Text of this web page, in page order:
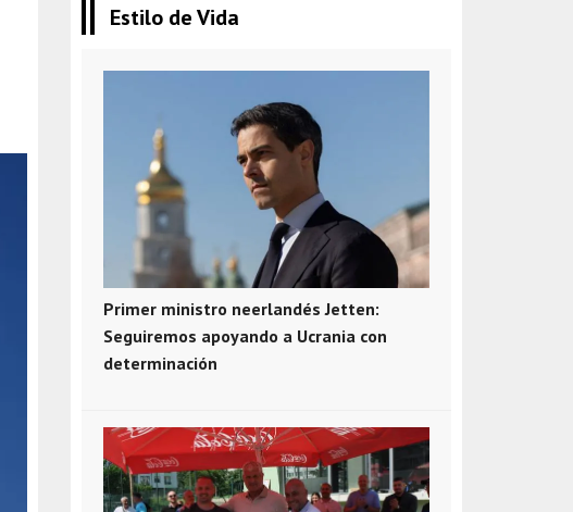
Estilo de Vida
Primer ministro neerlandés Jetten:
Seguiremos apoyando a Ucrania con
determinación